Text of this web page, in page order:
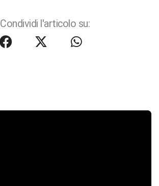
Condividi l'articolo su: